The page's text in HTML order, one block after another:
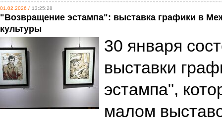
01.02.2026 / 13:25:28
"Возвращение эстампа": выставка графики в
культуры
30 января
выставки
эстампа",
малом